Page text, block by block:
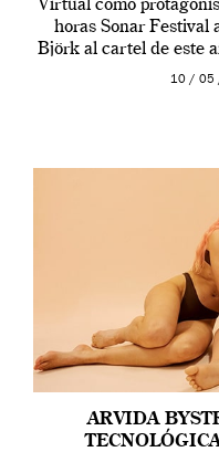
Virtual como
horas Sonar Festival
Björk al cartel de este
en una de las10 / 05
ARVIDA